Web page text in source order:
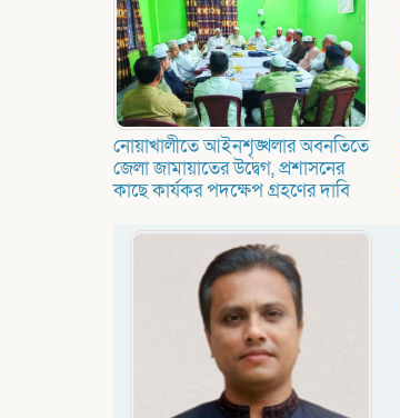
নোয়াখালীতে আইনশৃঙ্খলার অবনতিতে
জেলা জামায়াতের উদ্বেগ, প্রশাসনের
কাছে কার্যকর পদক্ষেপ গ্রহণের দাবি